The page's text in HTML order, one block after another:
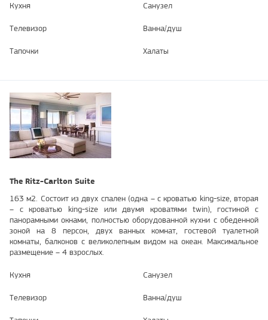
Кухня Санузел
Телевизор Ванна/душ
Тапочки Халаты
The Ritz-Carlton Suite
163 м2. Состоит из двух спален (одна – с кроватью king-size, вторая
– с кроватью king-size или двумя кроватями twin), гостиной с
панорамными окнами, полностью оборудованной кухни с обеденной
зоной на 8 персон, двух ванных комнат, гостевой туалетной
комнаты, балконов с великолепным видом на океан. Максимальное
размещение – 4 взрослых.
Кухня Санузел
Телевизор Ванна/душ